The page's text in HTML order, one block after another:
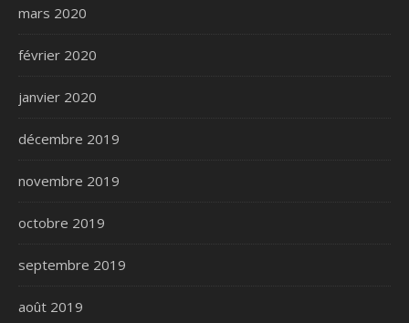
mars 2020
février 2020
janvier 2020
décembre 2019
novembre 2019
octobre 2019
septembre 2019
août 2019